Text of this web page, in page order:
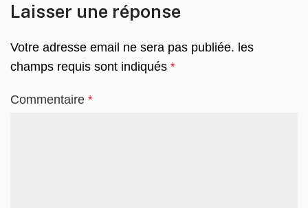
Laisser une réponse
Votre adresse email ne sera pas publiée. les
champs requis sont indiqués *
Commentaire *